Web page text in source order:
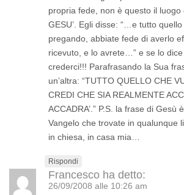
propria fede, non è questo il luogo
GESU’. Egli disse: “…e tutto
pregando, abbiate fede di averlo
ricevuto, e lo avrete…” e se lo
crederci!!! Parafrasando la Sua
un’altra: “TUTTO QUELLO CHE
CREDI CHE SIA REALMENTE
ACCADRA’.” P.S. la frase di Gesù
Vangelo che trovate in qualunque
in chiesa, in casa mia…
Rispondi
Francesco ha detto:
26/09/2008 alle 10:26 am